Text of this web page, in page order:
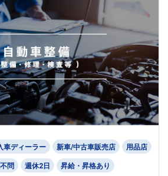
車ディーラー 新車/中古車販売店 用品店
問 週休2日 昇給・昇格あり